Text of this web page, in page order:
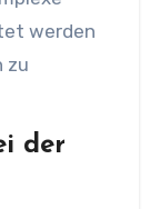
werden
zu
der